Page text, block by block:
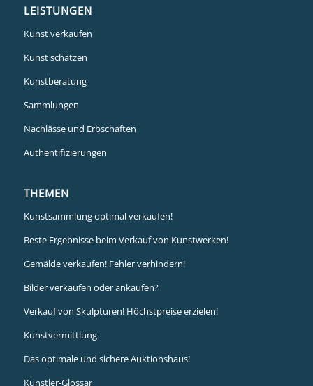
LEISTUNGEN
Kunst verkaufen
Kunst schätzen
Kunstberatung
Sammlungen
Nachlässe und Erbschaften
Authentifizierungen
THEMEN
Kunstsammlung optimal verkaufen!
Beste Ergebnisse beim Verkauf von Kunstwerken!
Gemälde verkaufen! Fehler verhindern!
Bilder verkaufen oder ankaufen?
Verkauf von Skulpturen! Höchstpreise erzielen!
Kunstvermittlung
Das optimale und sichere Auktionshaus!
Künstler-Glossar